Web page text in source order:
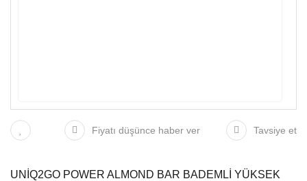
Fiyatı düşünce haber ver Tavsiye et
UNİQ2GO POWER ALMOND BAR BADEMLİ YÜKSEK